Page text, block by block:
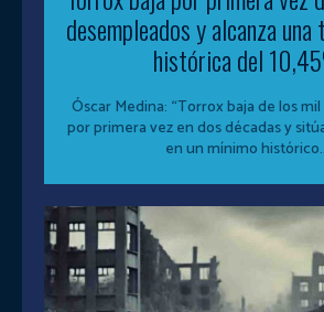
desempleados y alcanza
histórica del
Óscar Medina: “Torrox baja de los
por primera vez en dos décadas y
en un mínimo